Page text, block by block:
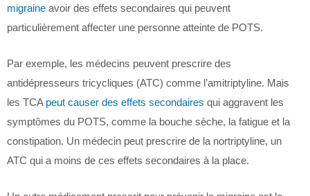
migraine avoir des effets secondaires qui peuvent
particulièrement affecter une personne atteinte de POTS.
Par exemple, les médecins peuvent prescrire des
antidépresseurs tricycliques (ATC) comme l’amitriptyline. Mais
les TCA peut causer des effets secondaires qui aggravent les
symptômes du POTS, comme la bouche sèche, la fatigue et la
constipation. Un médecin peut prescrire de la nortriptyline, un
ATC qui a moins de ces effets secondaires à la place.